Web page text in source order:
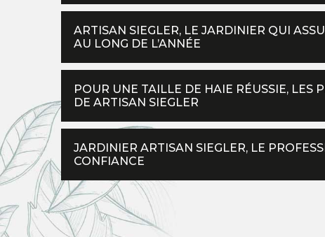
ARTISAN SIEGLER, LE JARDINIER QUI
AU LONG DE L’ANNÉE
POUR UNE TAILLE DE HAIE RÉUSSIE, LES
DE ARTISAN SIEGLER
JARDINIER ARTISAN SIEGLER, LE
CONFIANCE